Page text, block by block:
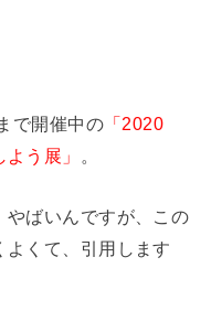
で開催中の「2020
う展」
。
やばいんですが、この
よくて、引用します